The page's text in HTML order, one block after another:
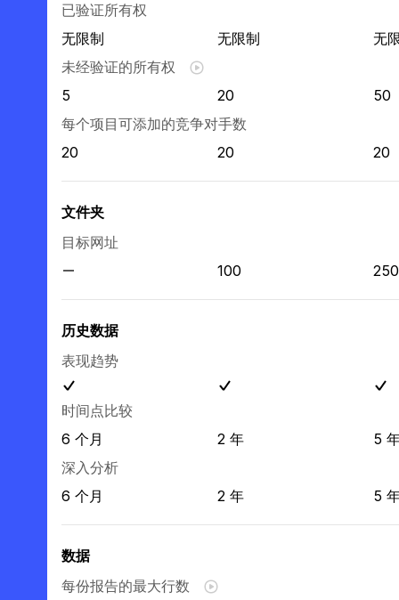
已验证所有权
无限制
无限制
无
未经验证的所有权
5
20
50
每个项目可添加的竞争对手数
20
20 20
文件夹
目标网址
100
250
历史数据
表现趋势
时间点比较
6 个月
2 年
5
深入分析
6 个月
2 年 5
数据
每份报告的最大行数